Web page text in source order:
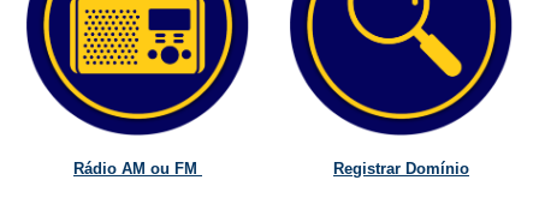
Rádio AM ou FM Registrar Domínio